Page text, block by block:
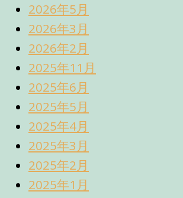
2026年5月
2026年3月
2026年2月
2025年11月
2025年6月
2025年5月
2025年4月
2025年3月
2025年2月
2025年1月